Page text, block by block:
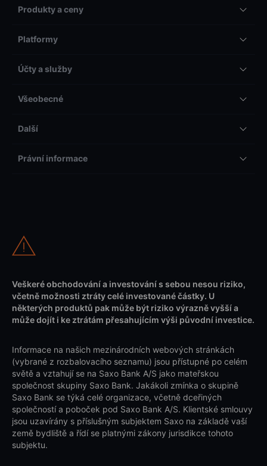
Produkty a ceny
Platformy
Účty a služby
Všeobecné
Další
Právní informace
Veškeré obchodování a investování s sebou nesou riziko,
včetně možnosti ztráty celé investované částky. U
některých produktů pak může být riziko výrazně vyšší a
může dojít i ke ztrátám přesahujícím výši původní investice.
Informace na našich mezinárodních webových stránkách
(vybrané z rozbalovacího seznamu) jsou přístupné po celém
světě a vztahují se na Saxo Bank A/S jako mateřskou
společnost skupiny Saxo Bank. Jakákoli zmínka o skupině
Saxo Bank se týká celé organizace, včetně dceřiných
společností a poboček pod Saxo Bank A/S. Klientské smlouvy
jsou uzavírány s příslušným subjektem Saxo na základě vaší
země bydliště a řídí se platnými zákony jurisdikce tohoto
subjektu.